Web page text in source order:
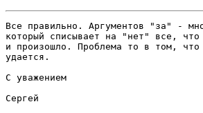
Все правильно. Аргументов "за" -
который списывает на "нет" все,
и произошло. Проблема то в том,
удается.
С уважением
Сергей